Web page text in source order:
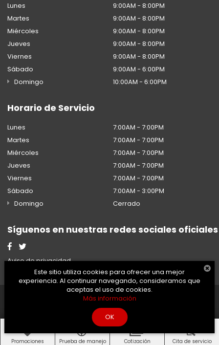
Promociones Prueba de manejo Cotización Cita de servicio
Lunes
9:00AM - 8:00PM
Martes
9:00AM - 8:00PM
Miércoles
9:00AM - 8:00PM
Jueves
9:00AM - 8:00PM
Viernes
9:00AM - 8:00PM
Sábado
9:00AM - 6:00PM
Domingo
10:00AM - 6:00PM
Horario de Servicio
Lunes
7:00AM - 7:00PM
Martes
7:00AM - 7:00PM
Miércoles
7:00AM - 7:00PM
Jueves
7:00AM - 7:00PM
Viernes
7:00AM - 7:00PM
Sábado
7:00AM - 3:00PM
Domingo
Cerrado
Síguenos en nuestras redes sociales oficiales
Aviso de privacidad
2026 © Honda - Todos los
Desarrollado por
Este sitio utiliza cookies para ofrecer una mejor
experiencia. Al continuar navegando, consideramos que
aceptas el uso de cookies.
Más información
OK